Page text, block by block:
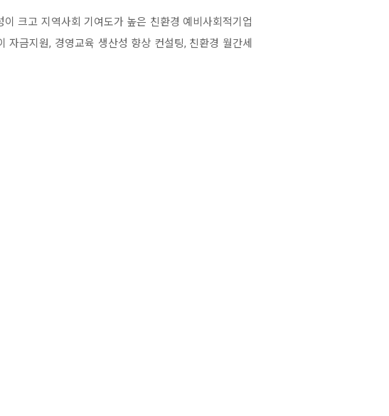
크고 지역사회 기여도가 높은 친환경 예비사회적기업
금지원, 경영교육 생산성 향상 컨설팅, 친환경 월간세